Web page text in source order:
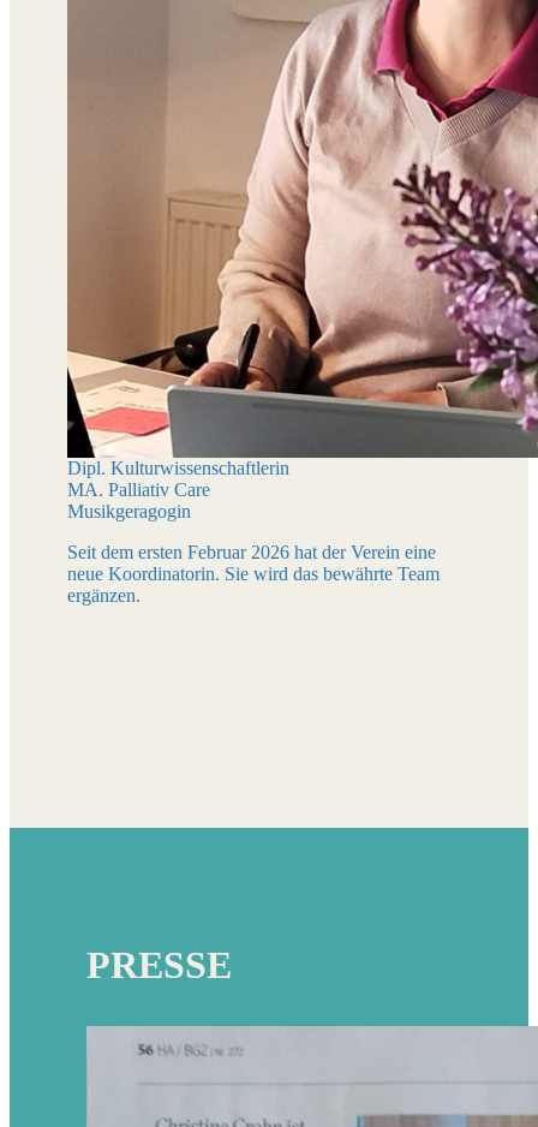
Dipl. Kulturwissenschaftlerin
MA. Palliativ Care
Musikgeragogin
Seit dem ersten Februar 2026 hat der Verein eine
neue Koordinatorin. Sie wird das bewährte Team
ergänzen.
PRESSE